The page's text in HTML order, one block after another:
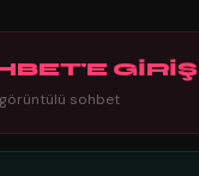
GİRİŞ
sohbet